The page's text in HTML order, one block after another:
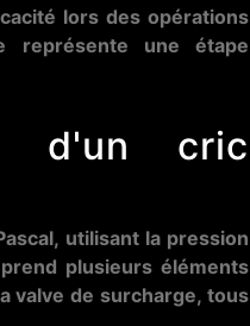
lors des opérations
représente une étape
d'un cric
utilisant la pression
plusieurs éléments
valve de surcharge, tous